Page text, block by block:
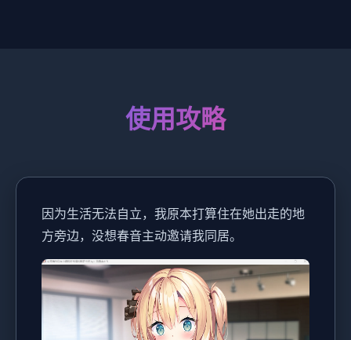
使用攻略
因为生活无法自立，我原本打算住在她出走的地
方旁边，没想春音主动邀请我同居。